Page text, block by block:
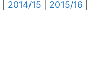
2014/15 2015/16